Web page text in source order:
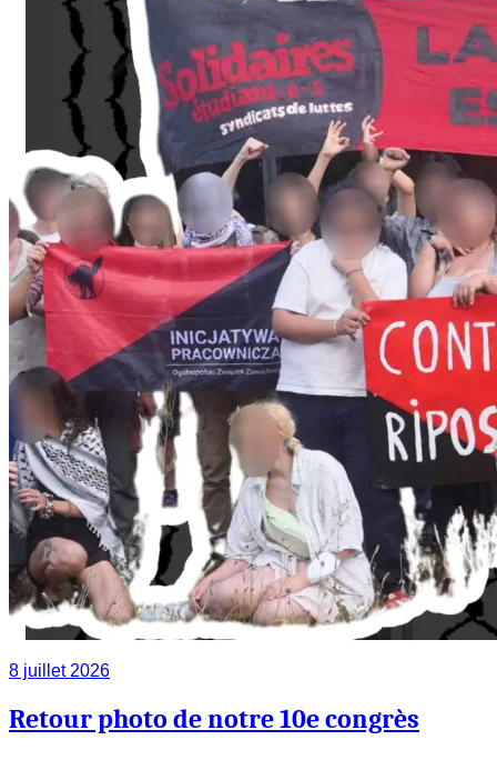
8 juillet 2026
Retour photo de notre 10e congrès